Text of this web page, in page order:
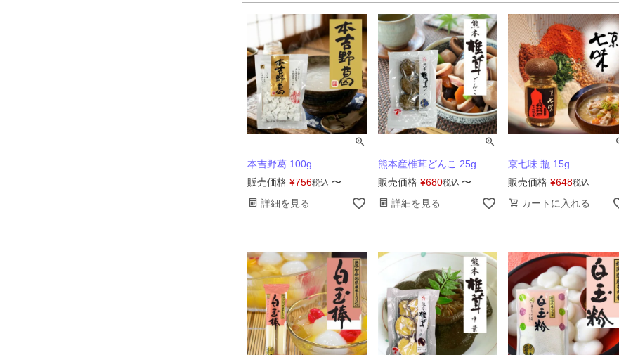
本吉野葛 100g
販売価格 ¥756税込 〜
詳細を見る
熊本産椎茸どんこ 25g
販売価格 ¥680税込 〜
詳細を見る
京七味 瓶 15g
販売価格 ¥648税込
カートに入れる